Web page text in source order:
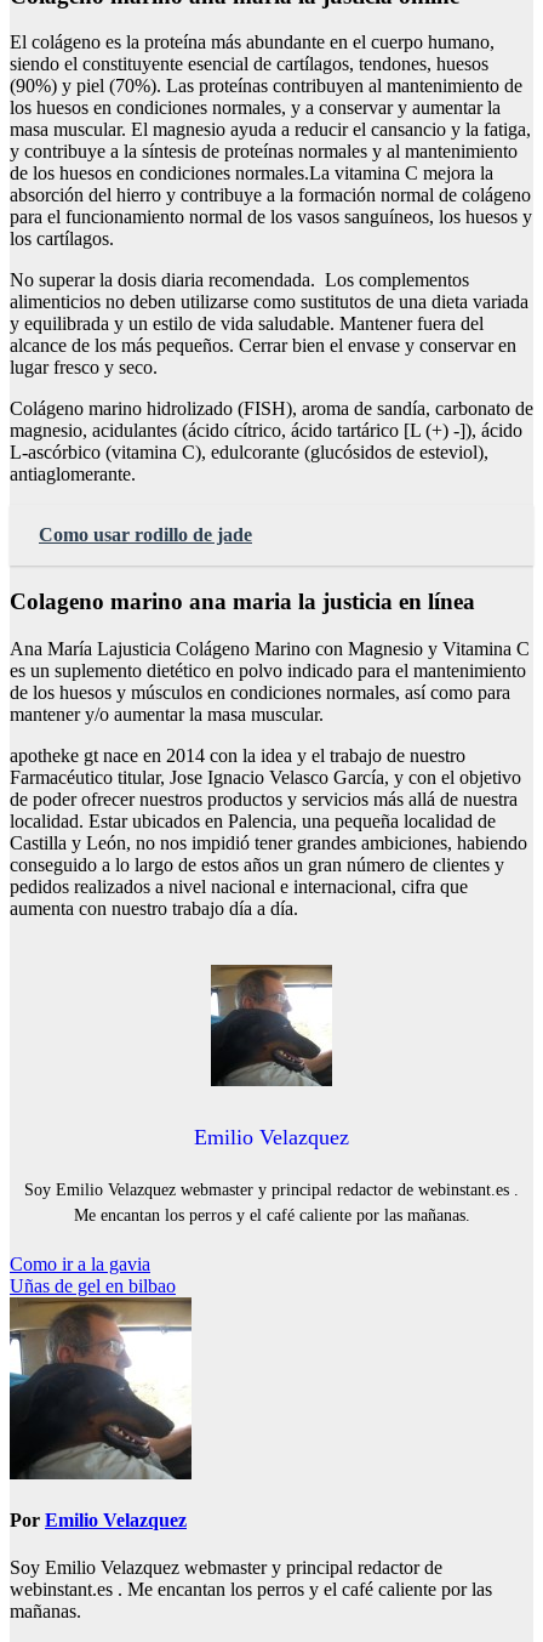
El colágeno es la proteína más abundante en el cuerpo humano,
siendo el constituyente esencial de cartílagos, tendones, huesos
(90%) y piel (70%). Las proteínas contribuyen al mantenimiento de
los huesos en condiciones normales, y a conservar y aumentar la
masa muscular. El magnesio ayuda a reducir el cansancio y la fatiga,
y contribuye a la síntesis de proteínas normales y al mantenimiento
de los huesos en condiciones normales.La vitamina C mejora la
absorción del hierro y contribuye a la formación normal de colágeno
para el funcionamiento normal de los vasos sanguíneos, los huesos y
los cartílagos.
No superar la dosis diaria recomendada. Los complementos
alimenticios no deben utilizarse como sustitutos de una dieta variada
y equilibrada y un estilo de vida saludable. Mantener fuera del
alcance de los más pequeños. Cerrar bien el envase y conservar en
lugar fresco y seco.
Colágeno marino hidrolizado (FISH), aroma de sandía, carbonato de
magnesio, acidulantes (ácido cítrico, ácido tartárico [L (+) -]), ácido
L-ascórbico (vitamina C), edulcorante (glucósidos de esteviol),
antiaglomerante.
Como usar rodillo de jade
Colageno marino ana maria la justicia en línea
Ana María Lajusticia Colágeno Marino con Magnesio y Vitamina C
es un suplemento dietético en polvo indicado para el mantenimiento
de los huesos y músculos en condiciones normales, así como para
mantener y/o aumentar la masa muscular.
apotheke gt nace en 2014 con la idea y el trabajo de nuestro
Farmacéutico titular, Jose Ignacio Velasco García, y con el objetivo
de poder ofrecer nuestros productos y servicios más allá de nuestra
localidad. Estar ubicados en Palencia, una pequeña localidad de
Castilla y León, no nos impidió tener grandes ambiciones, habiendo
conseguido a lo largo de estos años un gran número de clientes y
pedidos realizados a nivel nacional e internacional, cifra que
aumenta con nuestro trabajo día a día.
Emilio Velazquez
Soy Emilio Velazquez webmaster y principal redactor de webinstant.es .
Me encantan los perros y el café caliente por las mañanas.
Navegación
de
entradas
Como ir a la gavia
Uñas de gel en bilbao
Por Emilio Velazquez
Soy Emilio Velazquez webmaster y principal redactor de
webinstant.es . Me encantan los perros y el café caliente por las
mañanas.